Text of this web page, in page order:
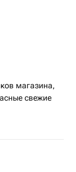
магазина,
свежие